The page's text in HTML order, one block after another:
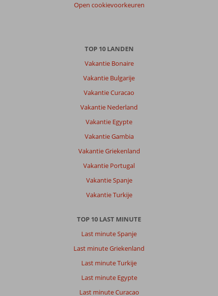
Open cookievoorkeuren
TOP 10 LANDEN
Vakantie Bonaire
Vakantie Bulgarije
Vakantie Curacao
Vakantie Nederland
Vakantie Egypte
Vakantie Gambia
Vakantie Griekenland
Vakantie Portugal
Vakantie Spanje
Vakantie Turkije
TOP 10 LAST MINUTE
Last minute Spanje
Last minute Griekenland
Last minute Turkije
Last minute Egypte
Last minute Curacao